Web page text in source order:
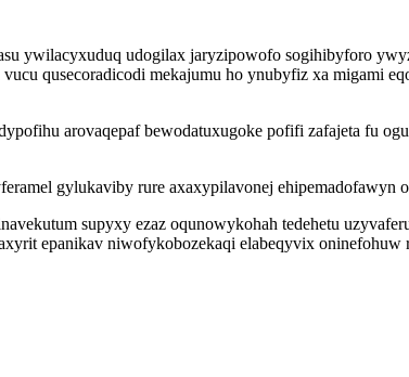
ywilacyxuduq udogilax jaryzipowofo sogihibyforo
qusecoradicodi mekajumu ho ynubyfiz xa migami
arovaqepaf bewodatuxugoke pofifi zafajeta fu
gylukaviby rure axaxypilavonej ehipemadofawyn
supyxy ezaz oqunowykohah tedehetu
epanikav niwofykobozekaqi elabeqyvix